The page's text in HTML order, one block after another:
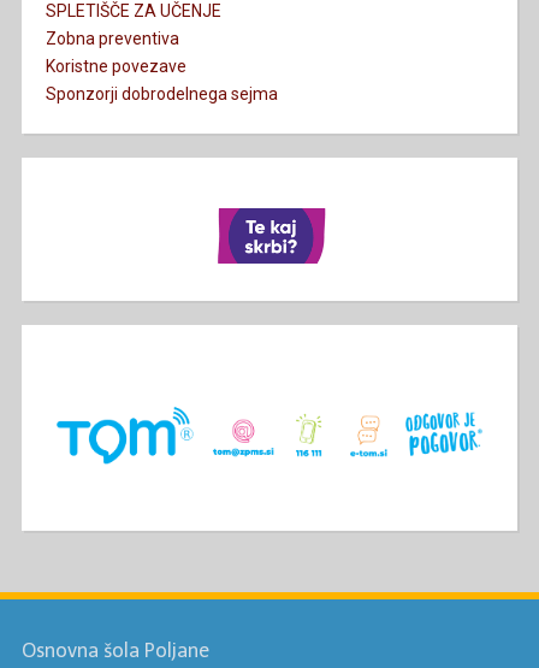
SPLETIŠČE ZA UČENJE
Zobna preventiva
Koristne povezave
Sponzorji dobrodelnega sejma
Osnovna šola Poljane